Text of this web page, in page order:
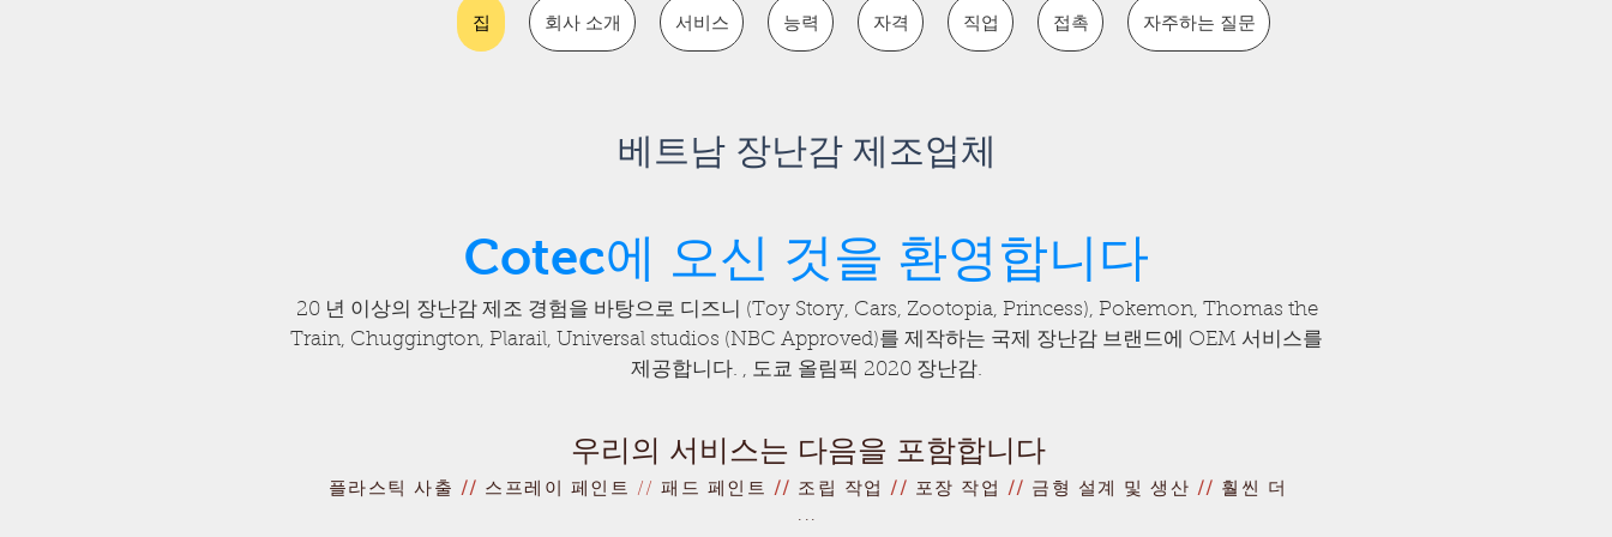
집 회사 소개 서비스 능력 자격 직업 접촉 자주하는 질문
베트남 장난감 제조업체
Cotec에 오신 것을 환영합니다
20 년 이상의 장난감 제조 경험을 바탕으로 디즈니 (Toy Story, Cars, Zootopia, Princess), Pokemon, Thomas the
Train, Chuggington, Plarail, Universal studios (NBC Approved)를 제작하는 국제 장난감 브랜드에 OEM 서비스를
제공합니다. , 도쿄 올림픽 2020 장난감.
우리의 서비스는 다음을 포함합니다
플라스틱 사출 // 스프레이 페인트 // 패드 페인트 // 조립 작업// 포장 작업 // 금형 설계 및 생산 // 훨씬 더
...